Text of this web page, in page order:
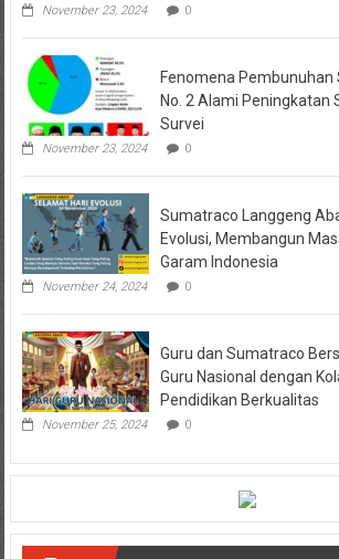
November 23, 2024 0
Fenomena Pembunuhan
No. 2 Alami Peningkatan
Survei
November 23, 2024 0
Sumatraco Langgeng
Evolusi, Membangun
Garam Indonesia
November 24, 2024 0
Guru dan Sumatraco
Guru Nasional dengan
Pendidikan Berkualitas
November 25, 2024 0